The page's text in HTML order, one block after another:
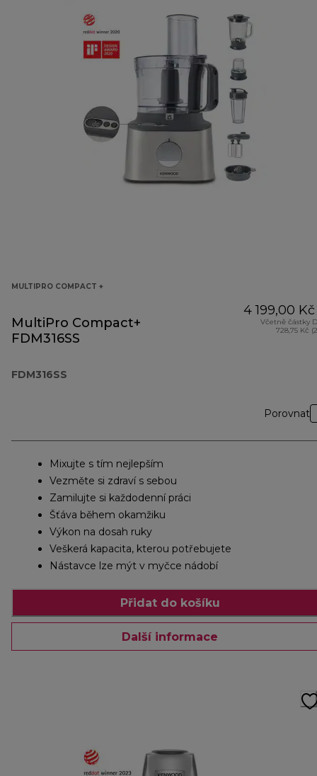
MULTIPRO COMPACT +
MultiPro Compact+
FDM316SS
FDM316SS
4 199,00 Kč
Včetně částky
728,75 Kč
Porovnat
Mixujte s tím nejlepším
Vezměte si zdraví s sebou
Zamilujte si každodenní práci
Šťáva během okamžiku
Výkon na dosah ruky
Veškerá kapacita, kterou potřebujete
Nástavce lze mýt v myčce nádobí
Přidat do košíku
Další informace